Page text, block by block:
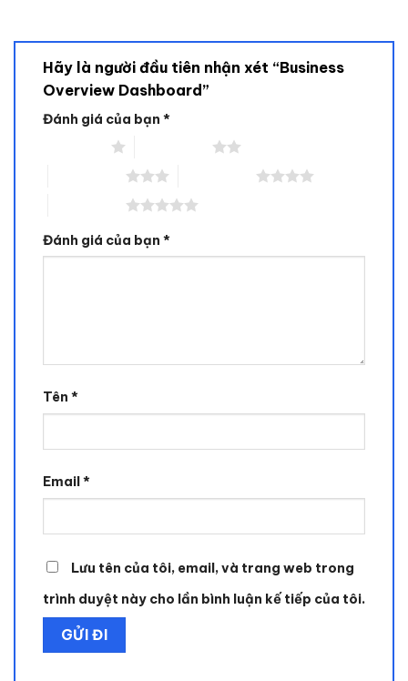
Hãy là người đầu tiên nhận xét “Business
Overview Dashboard”
Đánh giá của bạn *
Đánh giá của bạn *
Tên *
Email *
Lưu tên của tôi, email, và trang web trong
trình duyệt này cho lần bình luận kế tiếp của tôi.